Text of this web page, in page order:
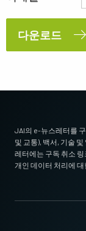
다운로드
JAI의 e-뉴스레터를
및 교통), 백서, 기술
레터에는 구독 취소
개인 데이터 처리에